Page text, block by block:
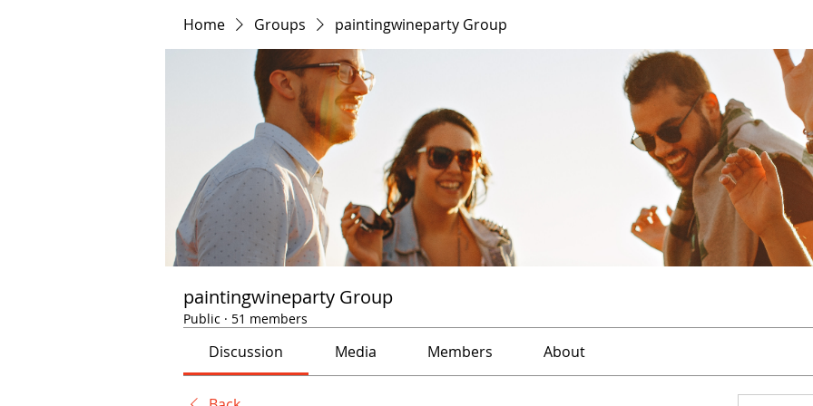
Home Groups paintingwineparty Group
paintingwineparty Group
Public · 51 members
Discussion Media Members About